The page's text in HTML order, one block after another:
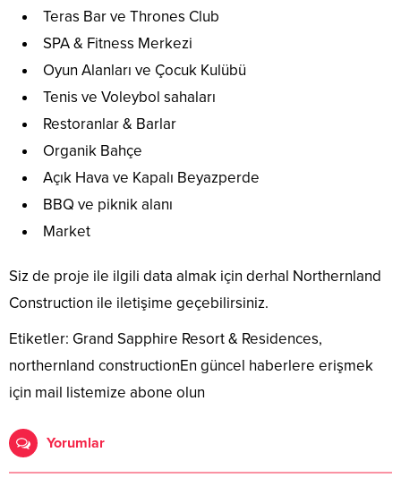
Teras Bar ve Thrones Club
SPA & Fitness Merkezi
Oyun Alanları ve Çocuk Kulübü
Tenis ve Voleybol sahaları
Restoranlar & Barlar
Organik Bahçe
Açık Hava ve Kapalı Beyazperde
BBQ ve piknik alanı
Market
Siz de proje ile ilgili data almak için derhal Northernland
Construction ile iletişime geçebilirsiniz.
Etiketler: Grand Sapphire Resort & Residences,
northernland constructionEn güncel haberlere erişmek
için mail listemize abone olun
Yorumlar